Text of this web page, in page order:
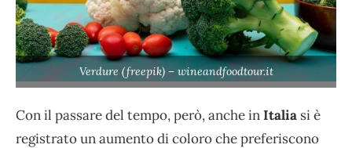
Verdure (freepik) – wineandfoodtour.it
Con il passare del tempo, però, anche inItalia si è
registrato un aumento di coloro che preferiscono